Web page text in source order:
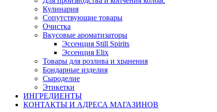
Кулинария
Сопутствующие товары
Очистка
Вкусовые ароматизаторы
Эссенция Still Spirits
Эссенция Elix
Товары для розлива и хранения
Бондарные изделия
Cыроделие
Этикетки
ИНГРЕДИЕНТЫ
КОНТАКТЫ И АДРЕСА МАГАЗИНОВ